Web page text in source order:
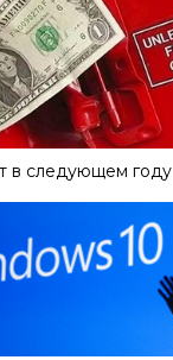
в следующем году